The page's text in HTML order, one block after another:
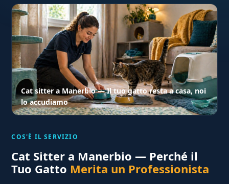
Cat sitter a Manerbio — Il tuo gatto resta a casa, noi
lo accudiamo
COS'È IL SERVIZIO
Cat Sitter a Manerbio — Perché il
Tuo Gatto Merita un Professionista